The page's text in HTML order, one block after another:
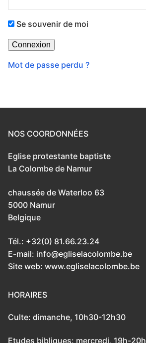
Se souvenir de moi
Mot de passe perdu ?
NOS COORDONNÉES
Eglise protestante baptiste
La Colombe de Namur
chaussée de Waterloo 63
5000 Namur
Belgique
Tél.: +32(0) 81.66.23.24
E-mail: info@egliselacolombe.be
Site web: www.egliselacolombe.be
HORAIRES
Culte: dimanche, 10h30-12h30
Etudes bibliques: mercredi, 19h-20h